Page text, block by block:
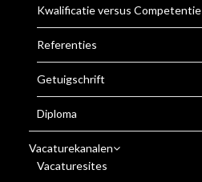
Kwalificatie versus Competentie
Referenties
Getuigschrift
Diploma
Vacaturekanalen
Vacaturesites